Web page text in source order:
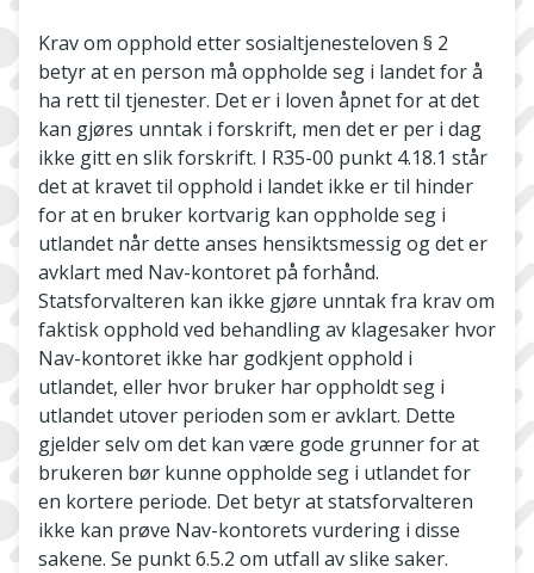
Krav om opphold etter sosialtjenesteloven § 2
betyr at en person må oppholde seg i landet for å
ha rett til tjenester. Det er i loven åpnet for at det
kan gjøres unntak i forskrift, men det er per i dag
ikke gitt en slik forskrift. I R35-00 punkt 4.18.1 står
det at kravet til opphold i landet ikke er til hinder
for at en bruker kortvarig kan oppholde seg i
utlandet når dette anses hensiktsmessig og det er
avklart med Nav-kontoret på forhånd.
Statsforvalteren kan ikke gjøre unntak fra krav om
faktisk opphold ved behandling av klagesaker hvor
Nav-kontoret ikke har godkjent opphold i
utlandet, eller hvor bruker har oppholdt seg i
utlandet utover perioden som er avklart. Dette
gjelder selv om det kan være gode grunner for at
brukeren bør kunne oppholde seg i utlandet for
en kortere periode. Det betyr at statsforvalteren
ikke kan prøve Nav-kontorets vurdering i disse
sakene. Se punkt 6.5.2 om utfall av slike saker.